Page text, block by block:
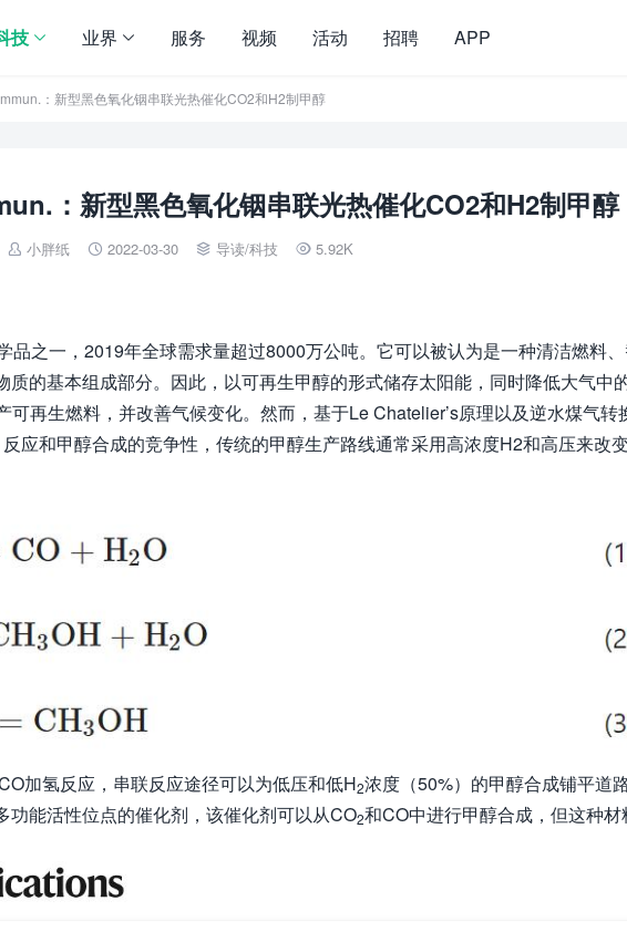
技 业界 服务 视频 活动 招聘 APP
：新型黑色氧化铟串联光热催化CO2和H2制甲醇
：新型黑色氧化铟串联光热催化CO2和H2制甲醇
 小胖纸  2022-03-30  导读/科技  5.92K
品之一，2019年全球需求量超过8000万公吨。它可以被认为是一种清洁燃料
质的基本组成部分。因此，以可再生甲醇的形式储存太阳能，同时降低大气中
再生燃料，并改善气候变化。然而，基于Le Chatelier’s原理以及逆水煤气转
反应和甲醇合成的竞争性，传统的甲醇生产路线通常采用高浓度H2和高压来改
加氢反应，串联反应途径可以为低压和低H2浓度（50%）的甲醇合成铺平道
功能活性位点的催化剂，该催化剂可以从CO2和CO中进行甲醇合成，但这种材